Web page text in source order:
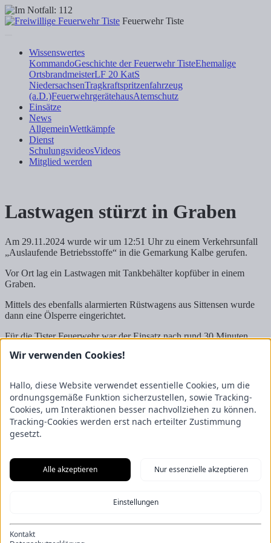
Feuerwehr Tiste
Wissenswertes
KommandoGeschichte der Feuerwehr TisteEhemalige
OrtsbrandmeisterLF 20 KatS
NiedersachsenTragkraftspritzenfahrzeug
(a.D.)FeuerwehrgerätehausAtemschutz
Einsätze
News
AllgemeinWettkämpfe
Dienst
SchulungsvideosVideos
Mitglied werden
Lastwagen stürzt in Graben
Am 29.11.2024 wurde wir um 12:51 Uhr zu einem Verkehrsunfall
„Auslaufende Betriebsstoffe“ in die Gemarkung Kalbe gerufen.
Vor Ort lag ein Lastwagen mit Tankbehälter kopfüber in einem
Graben.
Mittels des ebenfalls alarmierten Rüstwagens aus Sittensen wurde
dann eine Ölsperre eingerichtet.
Für die Tister Feuerwehr war der Einsatz nach rund 30 Minuten
Fotos: Feuerwehr Sittensen, A. Schröder
Person hinter verschlossener Tür
Freiwillige Feuerwehr Tiste
27419 Tiste
Vertreten durch den Ortsbrandmeister Matthias Reith
Stellvertretender Ortsbrandmeister Luca Schmellekamp
Datenschutzerklärung
Wir verwenden Cookies!
Hallo, diese Website verwendet essentielle Cookies, um die
ordnungsgemäße Funktion sicherzustellen, sowie Tracking-
Cookies, um Interaktionen besser nachvollziehen zu können.
Tracking-Cookies werden erst nach erteilter Zustimmung
gesetzt.
Alle akzeptieren Nur essenzielle akzeptieren
Einstellungen
Kontakt